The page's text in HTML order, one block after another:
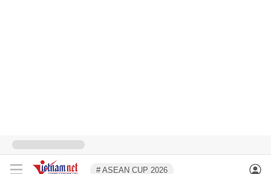
# ASEAN CUP 2026